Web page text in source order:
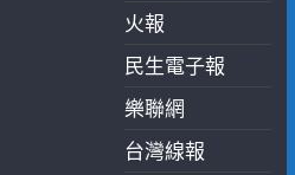
火報
民生電子報
樂聯網
台灣線報